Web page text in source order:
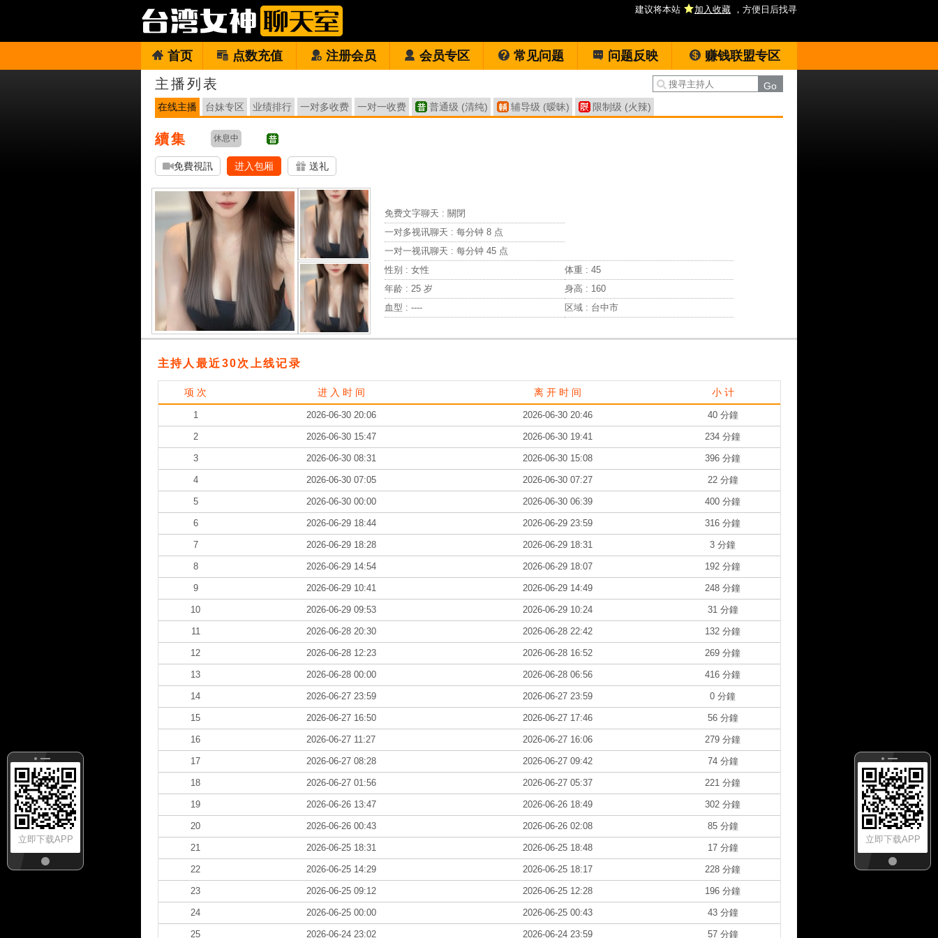
建议将本站 加入收藏 ，方便日后找寻
首页 点数充值 注册会员 会员专区 常见问题 问题反映 赚钱联盟专区
立即下载APP
立即下载APP
主播列表
在线主播 台妹专区 业绩排行 一对多收费 一对一收费 普通级 (清纯) 辅导级 (暧昧) 限制级 (火辣)
續集 休息中
免費視訊 进入包厢 送礼
免费文字聊天 : 關閉
一对多视讯聊天 : 每分钟 8 点
一对一视讯聊天 : 每分钟 45 点
性别 : 女性
体重 : 45
年龄 : 25 岁
身高 : 160
血型 : ----
区域 : 台中市
主持人最近30次上线记录
项 次 进 入 时 间 离 开 时 间 小 计
1 2026-06-30 20:06 2026-06-30 20:46 40 分鐘
2 2026-06-30 15:47 2026-06-30 19:41 234 分鐘
3 2026-06-30 08:31 2026-06-30 15:08 396 分鐘
4 2026-06-30 07:05 2026-06-30 07:27 22 分鐘
5 2026-06-30 00:00 2026-06-30 06:39 400 分鐘
6 2026-06-29 18:44 2026-06-29 23:59 316 分鐘
7 2026-06-29 18:28 2026-06-29 18:31 3 分鐘
8 2026-06-29 14:54 2026-06-29 18:07 192 分鐘
9 2026-06-29 10:41 2026-06-29 14:49 248 分鐘
10 2026-06-29 09:53 2026-06-29 10:24 31 分鐘
11 2026-06-28 20:30 2026-06-28 22:42 132 分鐘
12 2026-06-28 12:23 2026-06-28 16:52 269 分鐘
13 2026-06-28 00:00 2026-06-28 06:56 416 分鐘
14 2026-06-27 23:59 2026-06-27 23:59 0 分鐘
15 2026-06-27 16:50 2026-06-27 17:46 56 分鐘
16 2026-06-27 11:27 2026-06-27 16:06 279 分鐘
17 2026-06-27 08:28 2026-06-27 09:42 74 分鐘
18 2026-06-27 01:56 2026-06-27 05:37 221 分鐘
19 2026-06-26 13:47 2026-06-26 18:49 302 分鐘
20 2026-06-26 00:43 2026-06-26 02:08 85 分鐘
21 2026-06-25 18:31 2026-06-25 18:48 17 分鐘
22 2026-06-25 14:29 2026-06-25 18:17 228 分鐘
23 2026-06-25 09:12 2026-06-25 12:28 196 分鐘
24 2026-06-25 00:00 2026-06-25 00:43 43 分鐘
25 2026-06-24 23:02 2026-06-24 23:59 57 分鐘